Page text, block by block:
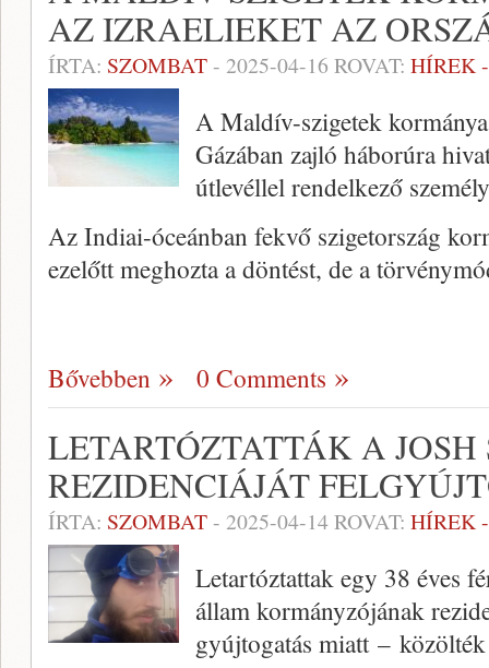
AZ IZRAELIEKET AZ
ÍRTA: SZOMBAT- 2025-04-16 ROVAT: HÍREK
A Maldív-szigetek
Gázában zajló háborúra
útlevéllel rendelkező
Az Indiai-óceánban fekvő szigetország
ezelőtt meghozta a döntést, de a
Bővebben 0 Comments
LETARTÓZTATTÁK A JOSH
REZIDENCIÁJÁT
ÍRTA: SZOMBAT- 2025-04-14ROVAT: HÍREK
Letartóztattak egy 38 éves
állam kormányzójának
gyújtogatás miatt –